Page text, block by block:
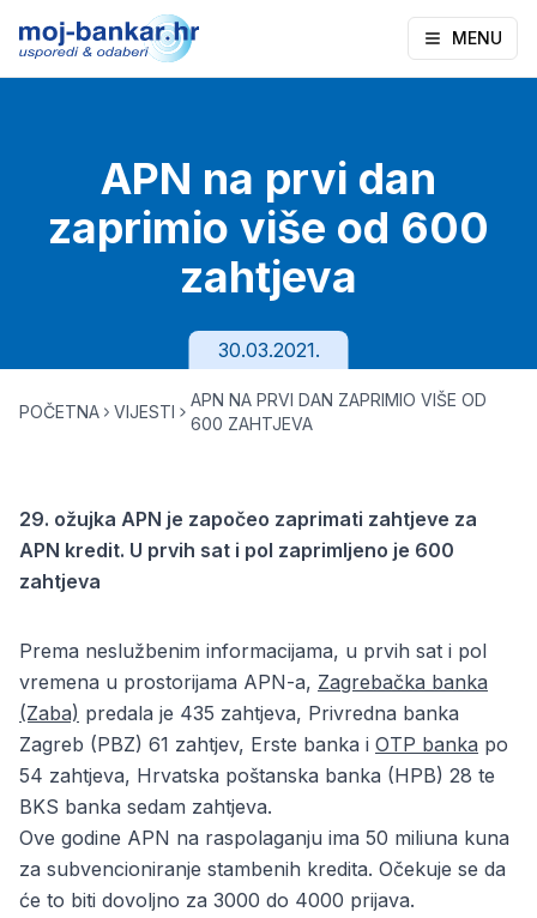
MENU
APN na prvi dan
zaprimio više od 600
zahtjeva
30.03.2021.
POČETNA VIJESTI
APN NA PRVI DAN ZAPRIMIO VIŠE OD
600 ZAHTJEVA
29. ožujka APN je započeo zaprimati zahtjeve za
APN kredit. U prvih sat i pol zaprimljeno je 600
zahtjeva
Prema neslužbenim informacijama, u prvih sat i pol
vremena u prostorijama APN-a, Zagrebačka banka
(Zaba) predala je 435 zahtjeva, Privredna banka
Zagreb (PBZ) 61 zahtjev, Erste banka i OTP banka po
54 zahtjeva, Hrvatska poštanska banka (HPB) 28 te
BKS banka sedam zahtjeva.
Ove godine APN na raspolaganju ima 50 miliuna kuna
za subvencioniranje stambenih kredita. Očekuje se da
će to biti dovoljno za 3000 do 4000 prijava.